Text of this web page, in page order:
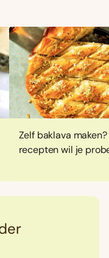
Zelf baklava
recepten wil je